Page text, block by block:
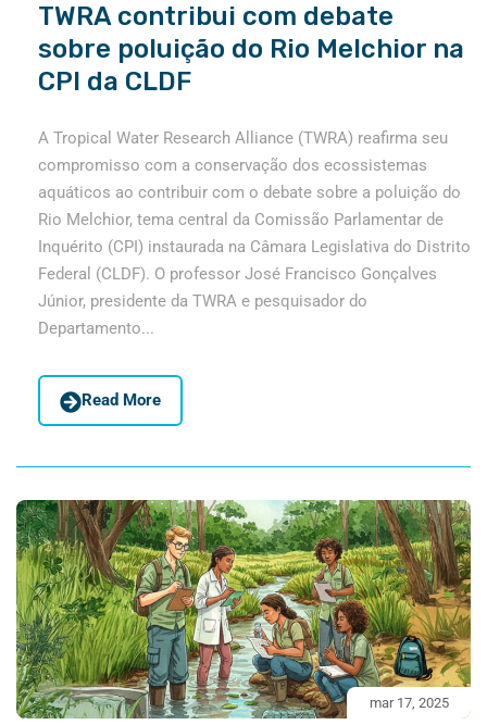
TWRA contribui com debate
sobre poluição do Rio Melchior na
CPI da CLDF
A Tropical Water Research Alliance (TWRA) reafirma seu
compromisso com a conservação dos ecossistemas
aquáticos ao contribuir com o debate sobre a poluição do
Rio Melchior, tema central da Comissão Parlamentar de
Inquérito (CPI) instaurada na Câmara Legislativa do Distrito
Federal (CLDF). O professor José Francisco Gonçalves
Júnior, presidente da TWRA e pesquisador do
Departamento...
Read More
mar 17, 2025